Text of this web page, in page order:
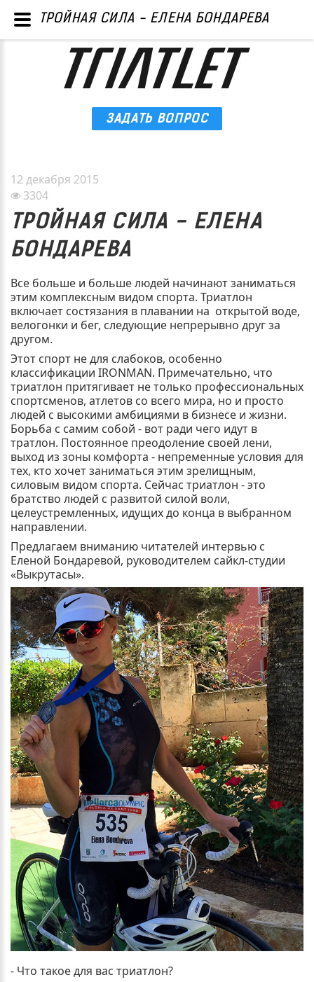
ЗАДАТЬ ВОПРОС
12 декабря 2015
3304
ТРОЙНАЯ СИЛА - ЕЛЕНА
БОНДАРЕВА
Все больше и больше людей начинают заниматься
этим комплексным видом спорта. Триатлон
включает состязания в плавании на открытой воде,
велогонки и бег, следующие непрерывно друг за
другом.
Этот спорт не для слабоков, особенно
классификации IRONMAN. Примечательно, что
триатлон притягивает не только профессиональных
спортсменов, атлетов со всего мира, но и просто
людей с высокими амбициями в бизнесе и жизни.
Борьба с самим собой - вот ради чего идут в
тратлон. Постоянное преодоление своей лени,
выход из зоны комфорта - непременные условия для
тех, кто хочет заниматься этим зрелищным,
силовым видом спорта. Сейчас триатлон - это
братство людей с развитой силой воли,
целеустремленных, идущих до конца в выбранном
направлении.
Предлагаем вниманию читателей интервью с
Еленой Бондаревой, руководителем сайкл-студии
«Выкрутасы».
- Что такое для вас триатлон?
ТРОЙНАЯ СИЛА - ЕЛЕНА БОНДАРЕВА